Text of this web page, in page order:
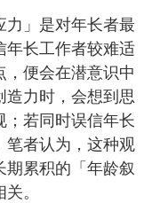
力」是对年长者最
年长工作者较难适
，便会在潜意识中
造力时，会想到思
；若同时误信年长
笔者认为，这种观
期累积的「年龄叙
。